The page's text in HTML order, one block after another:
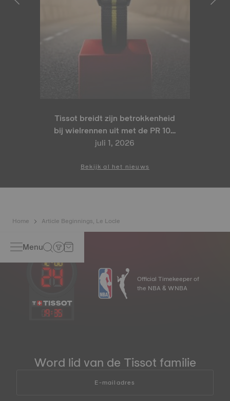
Tissot breidt zijn betrokkenheid
bij wielrennen uit met de PR 100
Tour de France 2026 Special
Edition
juli 1, 2026
Bekijk al het nieuws
Home Article Beginnings, Le Locle
Menu
19: 35
Official Timekeeper of
the NBA & WNBA
Word lid van de Tissot familie
E-mailadres